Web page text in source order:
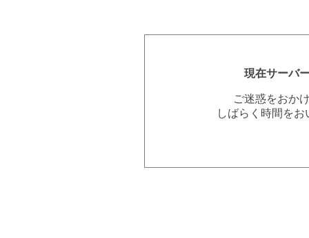
現在サーバ
ご迷惑をおか
しばらく時間を